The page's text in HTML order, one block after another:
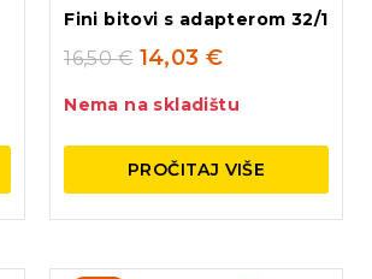
Fini bitovi s adapterom 32/1
16,50€ 14,03 €
Nema na skladištu
PROČITAJ VIŠE